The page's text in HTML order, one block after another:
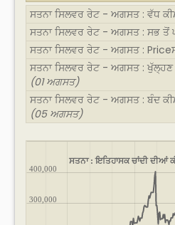
ਸਤਨਾ ਸਿਲਵਰ ਰੇਟ - ਅਗਸਤ : ਵੱਧ
ਸਤਨਾ ਸਿਲਵਰ ਰੇਟ - ਅਗਸਤ : ਸਭ ਤੋਂ
ਸਤਨਾ ਸਿਲਵਰ ਰੇਟ - ਅਗਸਤ :
ਸਤਨਾ ਸਿਲਵਰ ਰੇਟ - ਅਗਸਤ : ਖੁੱਲ੍ਹਣ
(01 ਅਗਸਤ)
ਸਤਨਾ ਸਿਲਵਰ ਰੇਟ - ਅਗਸਤ : ਬੰਦ
(05 ਅਗਸਤ)
ਸਤਨਾ : ਇਤਿਹਾਸਕ ਚਾਂਦੀ ਦੀਆਂ
300,000
400,000